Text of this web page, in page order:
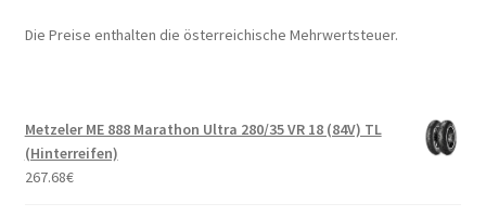
Die Preise enthalten die österreichische Mehrwertsteuer.
Metzeler ME 888 Marathon Ultra 280/35 VR 18 (84V) TL
(Hinterreifen)
267.68€